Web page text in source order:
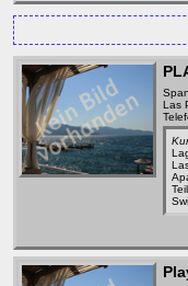
Las